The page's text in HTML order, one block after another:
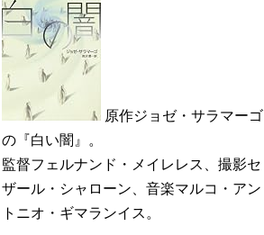
原作ジョゼ・サラマーゴ
の『白い闇』。
監督フェルナンド・メイレレス、撮影セ
ザール・シャローン、音楽マルコ・アン
トニオ・ギマランイス。